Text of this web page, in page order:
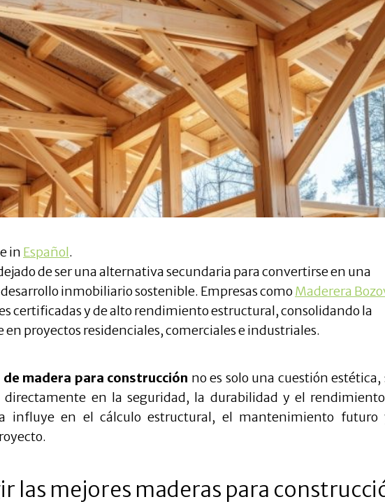
in Español.
de ser una alternativa secundaria para convertirse en una
inmobiliario sostenible. Empresas comoMaderera
certificadas y de alto rendimiento estructural, consolidando la
proyectos residenciales, comerciales e industriales.
madera para construcción no es solo una cuestión estética,
en la seguridad, la durabilidad y el
influye en el cálculo estructural, el mantenimiento futuro
las mejores maderas para